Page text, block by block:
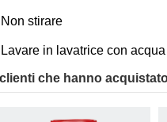
Non stirare
Lavare in lavatrice con
I clienti che hanno